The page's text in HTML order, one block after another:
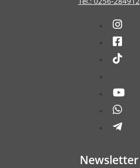
Newsletter